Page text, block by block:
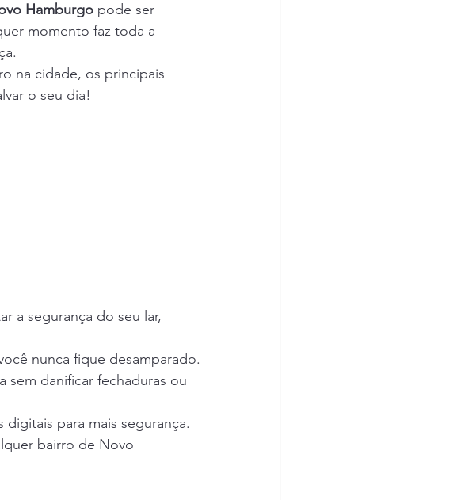
Hamburgo pode ser
momento faz toda a
na cidade, os principais
o seu dia!
a segurança do seu lar,
nunca fique desamparado.
sem danificar fechaduras ou
para mais segurança.
bairro de Novo